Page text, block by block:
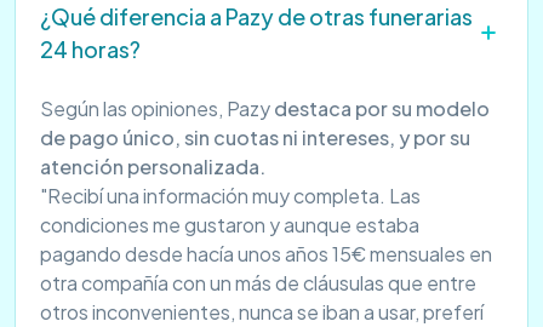
¿Qué diferencia a Pazy de otras funerarias
24 horas?
Según las opiniones, Pazydestaca por su modelo
de pago único, sin cuotas ni intereses, y por su
atención personalizada.
"Recibí una información muy completa. Las
condiciones me gustaron y aunque estaba
pagando desde hacía unos años 15€ mensuales en
otra compañía con un más de cláusulas que entre
otros inconvenientes, nunca se iban a usar, preferí